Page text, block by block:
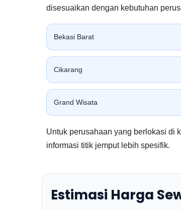
disesuaikan dengan kebutuhan
Bekasi Barat
Cikarang
Grand Wisata
Untuk perusahaan yang berlokasi di
informasi titik jemput lebih spesifik.
Estimasi Harga